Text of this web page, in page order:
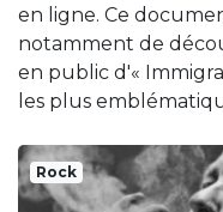
en ligne. Ce
notamment de
en public d'«
les plus
Rock